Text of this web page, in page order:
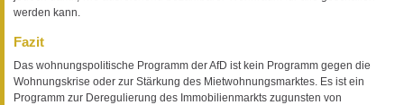
werden kann.
Fazit
Das wohnungspolitische Programm der AfD ist kein Programm gegen die
Wohnungskrise oder zur Stärkung des Mietwohnungsmarktes. Es ist ein
Programm zur Deregulierung des Immobilienmarkts zugunsten von